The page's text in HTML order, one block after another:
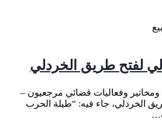
لفتح طريق الخردلي
ومخاتير وفعاليات قضائي مرجعيون –
الخردلي، جاء فيه: “طيلة الحرب